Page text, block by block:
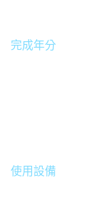
完成年分
使用設備